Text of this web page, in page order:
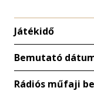
Játékidő
Bemutató
Rádiós műfaji